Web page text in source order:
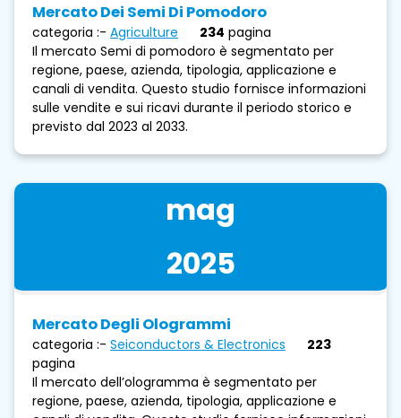
Mercato Dei Semi Di Pomodoro
categoria :- Agriculture 234 pagina
Il mercato Semi di pomodoro è segmentato per
regione, paese, azienda, tipologia, applicazione e
canali di vendita. Questo studio fornisce informazioni
sulle vendite e sui ricavi durante il periodo storico e
previsto dal 2023 al 2033.
mag
2025
Mercato Degli Ologrammi
categoria :- Seiconductors & Electronics
223
pagina
Il mercato dell’ologramma è segmentato per
regione, paese, azienda, tipologia, applicazione e